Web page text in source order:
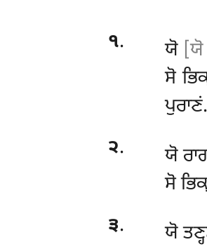
੧. ਯੋ [ਯੋ
ਸੋ
ਪੁਰਾਣਂ.
੨. ਯੋ
ਸੋ
੩. ਯੋ